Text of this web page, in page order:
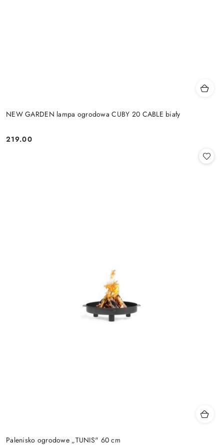
NEW GARDEN lampa ogrodowa CUBY 20 CABLE biały
Cena:
219.00
Palenisko ogrodowe „TUNIS" 60 cm